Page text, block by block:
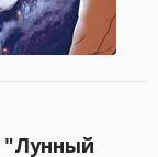
"Лунный